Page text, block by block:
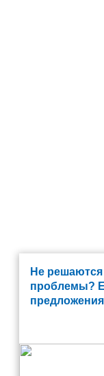
Не решаются
проблемы?